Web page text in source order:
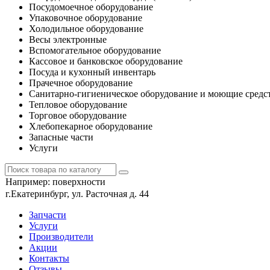
Посудомоечное оборудование
Упаковочное оборудование
Холодильное оборудование
Весы электронные
Вспомогательное оборудование
Кассовое и банковское оборудование
Посуда и кухонный инвентарь
Прачечное оборудование
Санитарно-гигиеническое оборудование и моющие
Тепловое оборудование
Торговое оборудование
Хлебопекарное оборудование
Запасные части
Услуги
Например: поверхности
г.Екатеринбург, ул. Расточная д. 44
Запчасти
Услуги
Производители
Акции
Контакты